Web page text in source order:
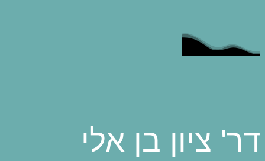
דר' ציון בן אלי